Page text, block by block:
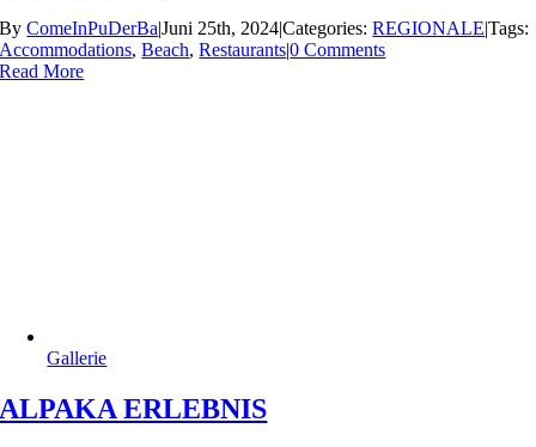
ByComeInPuDerBa|Juni 25th, 2024|Categories:REGIONALE|Tags:
Accommodations,Beach,Restaurants|0 Comments
Read More
Gallerie
ALPAKA ERLEBNIS